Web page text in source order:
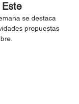
se destaca
propuestas